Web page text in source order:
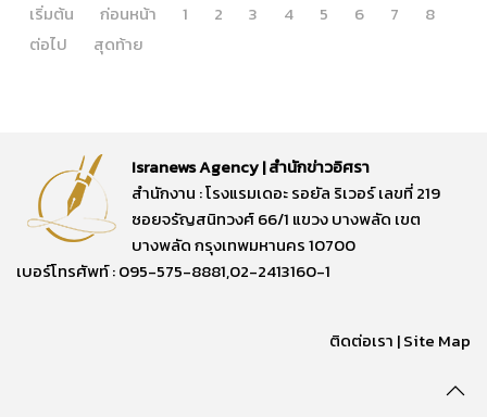
เริ่มต้น ก่อนหน้า 1 2 3 4 5 6 7
8
ต่อไป
สุดท้าย
Isranews Agency | สำนักข่าวอิศรา
สำนักงาน : โรงแรมเดอะ รอยัล ริเวอร์ เลขที่ 219
ซอยจรัญสนิทวงศ์ 66/1 แขวง บางพลัด เขต
บางพลัด กรุงเทพมหานคร 10700
เบอร์โทรศัพท์ : 095-575-8881,02-2413160-1
ติดต่อเรา |Site Map